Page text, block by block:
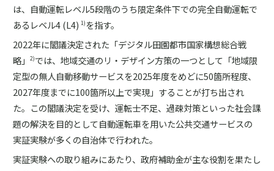
は、自動運転レベル5段階のうち限定条件下での完全自動運転で
あるレベル4 (L4)1) を指す。
2022年に閣議決定された「デジタル田園都市国家構想総合戦
略」2)では、地域交通のリ・デザイン方策の一つとして「地域限
定型の無人自動移動サービスを2025年度をめどに50箇所程度、
2027年度までに100箇所以上で実現」することが打ち出され
た。この閣議決定を受け、運転士不足、過疎対策といった社会課
題の解決を目的として自動運転車を用いた公共交通サービスの
実証実験が多くの自治体で行われた。
実証実験への取り組みにあたり、政府補助金が主な役割を果たし